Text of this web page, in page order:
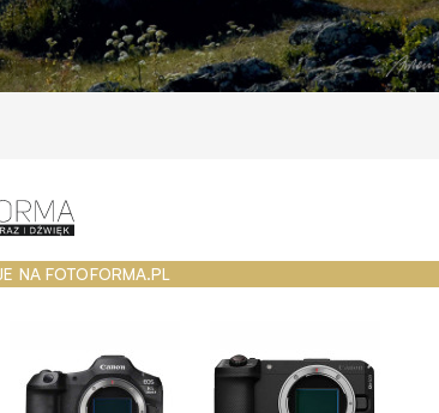
NA FOTOFORMA.PL